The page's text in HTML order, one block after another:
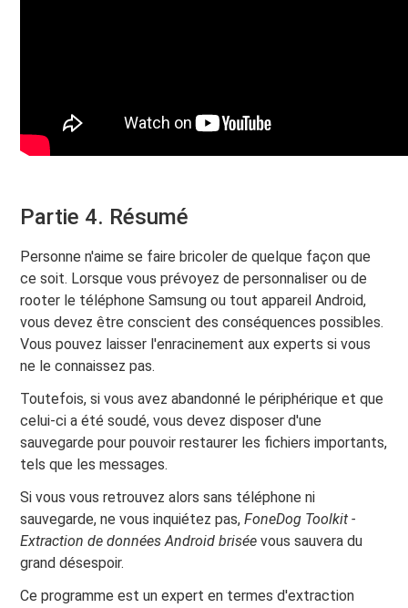
Partie 4. Résumé
Personne n'aime se faire bricoler de quelque façon que
ce soit. Lorsque vous prévoyez de personnaliser ou de
rooter le téléphone Samsung ou tout appareil Android,
vous devez être conscient des conséquences possibles.
Vous pouvez laisser l'enracinement aux experts si vous
ne le connaissez pas.
Toutefois, si vous avez abandonné le périphérique et que
celui-ci a été soudé, vous devez disposer d'une
sauvegarde pour pouvoir restaurer les fichiers importants,
tels que les messages.
Si vous vous retrouvez alors sans téléphone ni
sauvegarde, ne vous inquiétez pas,FoneDog Toolkit -
Extraction de données Android briséevous sauvera du
grand désespoir.
Ce programme est un expert en termes d'extraction